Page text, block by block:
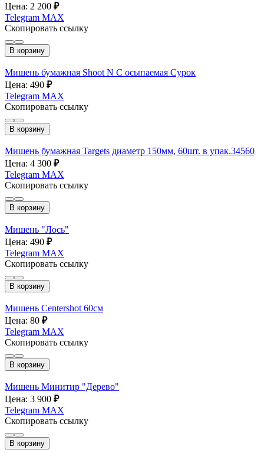
Цена: 2 200 ₽
Telegram MAX
Скопировать ссылку
В корзину
Мишень бумажная Shoot N C осыпаемая Сурок
Цена: 490 ₽
Telegram MAX
Скопировать ссылку
В корзину
Мишень бумажная Targets диаметр 150мм, 60шт. в упак.34560
Цена: 4 300 ₽
Telegram MAX
Скопировать ссылку
В корзину
Мишень "Лось"
Цена: 490 ₽
Telegram MAX
Скопировать ссылку
В корзину
Мишень Centershot 60см
Цена: 80 ₽
Telegram MAX
Скопировать ссылку
В корзину
Мишень Минитир "Дерево"
Цена: 3 900 ₽
Telegram MAX
Скопировать ссылку
В корзину